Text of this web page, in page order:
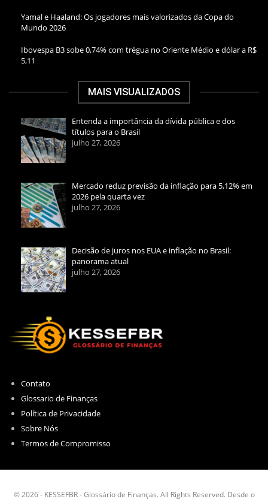
Yamal e Haaland: Os jogadores mais valorizados da Copa do
Mundo 2026
Ibovespa B3 sobe 0,74% com trégua no Oriente Médio e dólar a R$
5,11
MAIS VISUALIZADOS
Entenda a importância da dívida pública e dos
títulos para o Brasil
julho 27, 2026
Mercado reduz previsão da inflação para 5,12% em
2026 pela quarta vez
julho 27, 2026
Decisão de juros nos EUA e inflação no Brasil:
panorama atual
julho 27, 2026
Contato
Glossario de Finanças
Política de Privacidade
Sobre Nós
Termos de Compromisso
© 2026 - KESSEFBR - Glossário de Finanças. All Rights Reserved. Desde o